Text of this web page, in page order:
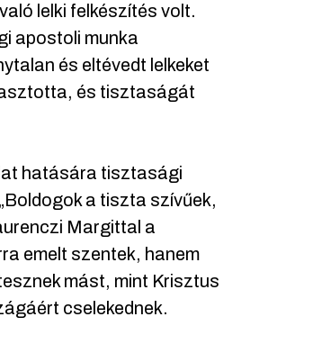
lelki felkészítés volt.
apostoli munka
és eltévedt lelkeket
és tisztaságát
hatására tisztasági
a tiszta szívűek,
Margittal a
emelt szentek, hanem
mást, mint Krisztus
cselekednek.